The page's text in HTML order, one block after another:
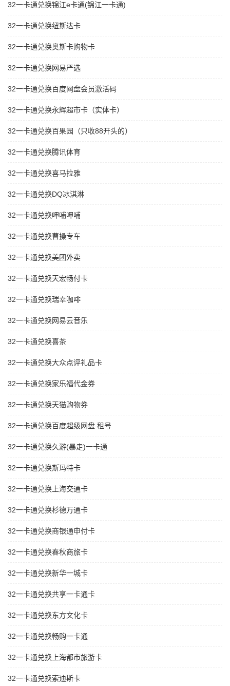
32一卡通兑换锦江e卡通(锦江一卡通)
32一卡通兑换纽斯达卡
32一卡通兑换奥斯卡购物卡
32一卡通兑换网易严选
32一卡通兑换百度网盘会员激活码
32一卡通兑换永辉超市卡（实体卡）
32一卡通兑换百果园（只收88开头的）
32一卡通兑换腾讯体育
32一卡通兑换喜马拉雅
32一卡通兑换DQ冰淇淋
32一卡通兑换呷哺呷哺
32一卡通兑换曹操专车
32一卡通兑换美团外卖
32一卡通兑换天宏畅付卡
32一卡通兑换瑞幸咖啡
32一卡通兑换网易云音乐
32一卡通兑换喜茶
32一卡通兑换大众点评礼品卡
32一卡通兑换家乐福代金券
32一卡通兑换天猫购物券
32一卡通兑换百度超级网盘 租号
32一卡通兑换久游(暴走)一卡通
32一卡通兑换斯玛特卡
32一卡通兑换上海交通卡
32一卡通兑换杉德万通卡
32一卡通兑换商银通申付卡
32一卡通兑换春秋商旅卡
32一卡通兑换新华一城卡
32一卡通兑换共享一卡通卡
32一卡通兑换东方文化卡
32一卡通兑换畅购一卡通
32一卡通兑换上海都市旅游卡
32一卡通兑换索迪斯卡